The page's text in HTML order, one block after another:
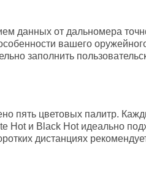
данных от дальномера
вашего
заполнить
пять цветовых палитр.
Hot и Black Hot идеально
дистанциях